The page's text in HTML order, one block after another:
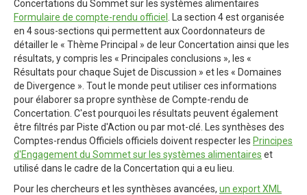
Concertations du Sommet sur les systèmes alimentaires
Formulaire de compte-rendu officiel
. La section 4 est organisée
en 4 sous-sections qui permettent aux Coordonnateurs de
détailler le « Thème Principal » de leur Concertation ainsi que les
résultats, y compris les « Principales conclusions », les «
Résultats pour chaque Sujet de Discussion » et les « Domaines
de Divergence ». Tout le monde peut utiliser ces informations
pour élaborer sa propre synthèse de Compte-rendu de
Concertation. C'est pourquoi les résultats peuvent également
être filtrés par Piste d'Action ou par mot-clé. Les synthèses des
Comptes-rendus Officiels officiels doivent respecter les Principes
d'Engagement du Sommet sur les systèmes alimentaires et
utilisé dans le cadre de la Concertation qui a eu lieu.
Pour les chercheurs et les synthèses avancées, un export XML